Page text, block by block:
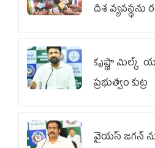
దిశ వ్య‌వ‌స్థ‌ను
కృష్ణా మిల్క్‌
ప్రభుత్వం కుట్ర
వైయ‌స్ జగన్‌